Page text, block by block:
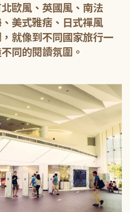
歐風、英國風、南法
美式雅痞、日式禪風
就像到不同國家旅行一
同的閱讀氛圍。